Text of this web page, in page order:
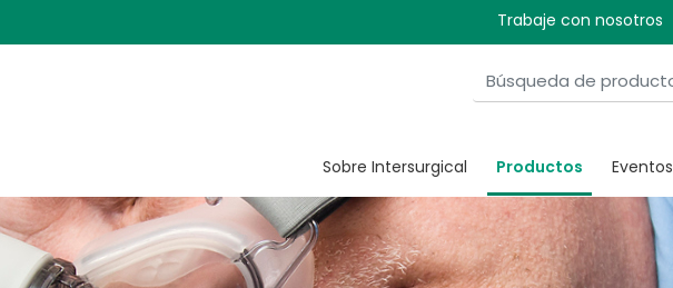
Trabaje con nosotros
United States
Australia
België, Nederlands
Sobre Intersurgical Productos Eventos